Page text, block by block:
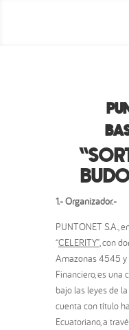
1.- Organizador.-
PUNTONET S.A.,
“CELERITY”, con
Amazonas 4545 y
Financiero, es una
bajo las leyes de
cuenta con título
Ecuatoriano, a